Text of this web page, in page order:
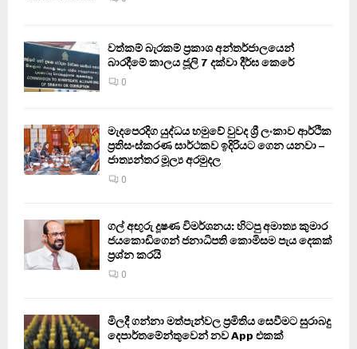
වත්කම් බැරකම් ප්‍රකාශ අන්තර්ජාලයෙන්
බාරදීමේ කාලය ජූලි 7 දක්වා දීර්ඝ කෙරේ
0
මැදපෙරදිග යුද්ධය හමුවේ වුවද ශ්‍රී ලංකාව ආර්ථික
ප්‍රතිසංස්කරණ සාර්ථකව ඉදිරියට ගෙන යනවා –
ජාත්‍යන්තර මූල්‍ය අරමුදල
0
ගල් අඟුරු දූෂණ විමර්ශනය: හිටපු අමාත්‍ය කුමාර
ජයකොඩිගෙන් ජනාධිපති කොමිසම පැය දෙකක්
ප්‍රශ්න කරයි
0
මිලදී ගන්නා මත්පැන්වල ප්‍රමිතිය සෙවීමට සුරාබදු
දෙපාර්තමේන්තුවෙන් නව App එකක්